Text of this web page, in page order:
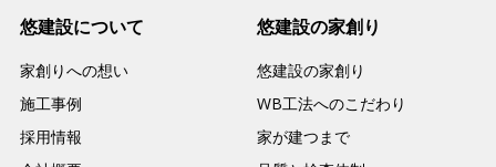
悠建設について
家創りへの想い
施工事例
採用情報
悠建設の家創り
悠建設の家創り
WB工法へのこだわり
家が建つまで